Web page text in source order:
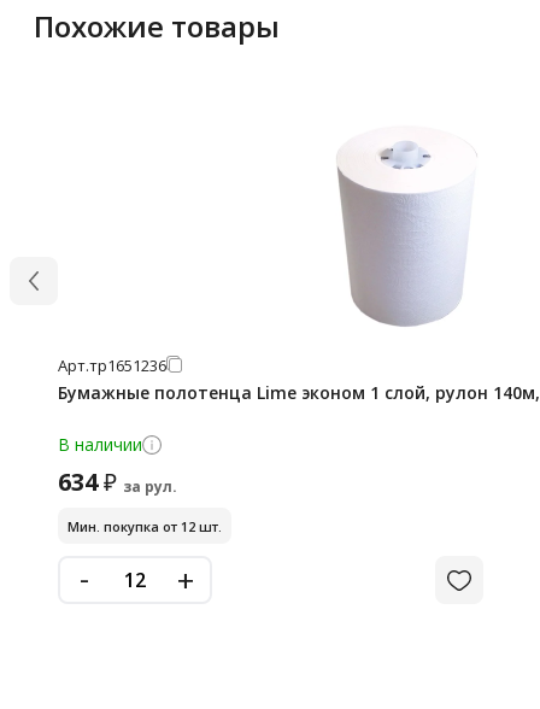
Похожие товары
Арт.тр1651236
Бумажные полотенца Lime эконом 1 слой, рулон
В наличии
634₽ за рул.
Мин. покупка от 12 шт.
- +